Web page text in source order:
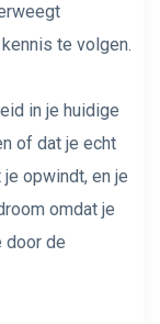
te volgen.
in je huidige
of dat je echt
opwindt, en je
omdat je
door de